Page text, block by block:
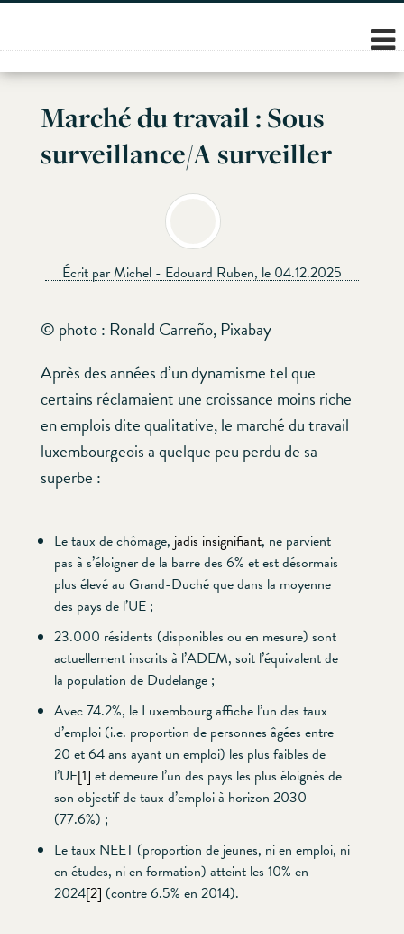
Skip
content
Marché du travail : Sous
surveillance/A surveiller
Écrit par Michel - Edouard Ruben, le 04.12.2025
© photo : Ronald Carreño, Pixabay
Après des années d’un dynamisme tel que
certains réclamaient une croissance moins riche
en emplois dite qualitative, le marché du travail
luxembourgeois a quelque peu perdu de sa
superbe :
Le taux de chômage, jadis insignifiant, ne parvient
pas à s’éloigner de la barre des 6% et est désormais
plus élevé au Grand-Duché que dans la moyenne
des pays de l’UE ;
23.000 résidents (disponibles ou en mesure) sont
actuellement inscrits à l’ADEM, soit l’équivalent de
la population de Dudelange ;
Avec 74.2%, le Luxembourg affiche l’un des taux
d’emploi (i.e. proportion de personnes âgées entre
20 et 64 ans ayant un emploi) les plus faibles de
l’UE[1] et demeure l’un des pays les plus éloignés de
son objectif de taux d’emploi à horizon 2030
(77.6%) ;
Le taux NEET (proportion de jeunes, ni en emploi, ni
en études, ni en formation) atteint les 10% en
2024[2] (contre 6.5% en 2014).